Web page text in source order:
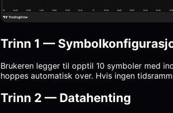
Trinn 1 —
Brukeren legger til opptil 10 symboler med
hoppes automatisk over. Hvis ingen
Trinn 2 — Datahenting